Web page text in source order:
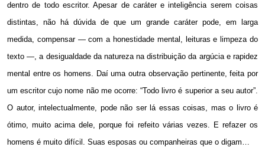
dentro de todo escritor. Apesar de caráter e inteligência serem coisas
distintas, não há dúvida de que um grande caráter pode, em larga
medida, compensar — com a honestidade mental, leituras e limpeza do
texto —, a desigualdade da natureza na distribuição da argúcia e rapidez
mental entre os homens. Daí uma outra observação pertinente, feita por
um escritor cujo nome não me ocorre: “Todo livro é superior a seu autor”.
O autor, intelectualmente, pode não ser lá essas coisas, mas o livro é
ótimo, muito acima dele, porque foi refeito várias vezes. E refazer os
homens é muito difícil. Suas esposas ou companheiras que o digam…